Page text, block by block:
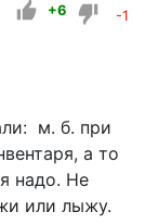
+6 -1
м. б. при
а то
надо. Не
или лыжу.